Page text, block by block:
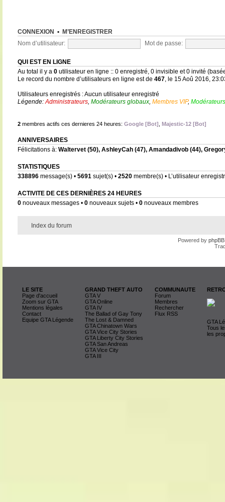
CONNEXION • M’ENREGISTRER
Nom d’utilisateur: Mot de passe:
QUI EST EN LIGNE
Au total il y a 0utilisateur en ligne :: 0 enregistré, 0 invisible et 0 invité
Le record du nombre d’utilisateurs en ligne est de 467, le 15 Aoû 2016,
Utilisateurs enregistrés : Aucun utilisateur enregistré
Légende:Administrateurs, Modérateurs globaux, Membres VIP,
2membres actifs ces dernieres 24 heures: Google [Bot] Majestic-12 [Bot]
ANNIVERSAIRES
Félicitations à: Waltervet(50), AshleyCah(47), Amandadivob(44),
STATISTIQUES
338896message(s) • 5691sujet(s) • 2520membre(s) • L’utilisateur
ACTIVITE DE CES DERNIÈRES 24 HEURES
0nouveaux messages • 0nouveaux sujets • 0nouveaux membres
Index du forum
Powered by phpBB
LE SITE
Page d'accueil
Zoom sur GTA
Mentions légales
Contact
Equipe GTA Légende
GRAND THEFT AUTO
GTA V
GTA Online
GTA IV
The Ballad of Gay Tony
The Lost & Damned
GTA Chinatown Wars
GTA Vice City Stories
GTA Liberty City Stories
GTA San Andreas
GTA Vice City
GTA III
COMMUNAUTE
Forum
Membres
Rechercher
Flux RSS
GTA
Tous
les